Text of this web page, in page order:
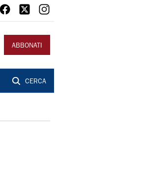
ABBONATI
CERCA